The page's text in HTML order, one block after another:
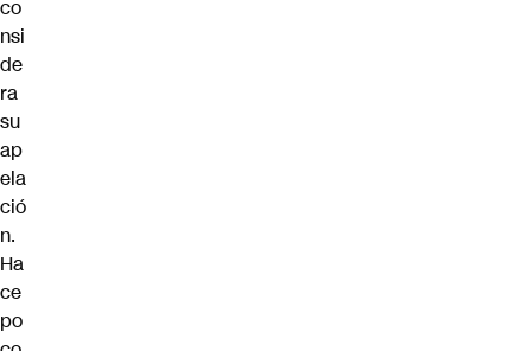
co
nsi
de
ra
su
ap
ela
ció
n.
Ha
ce
po